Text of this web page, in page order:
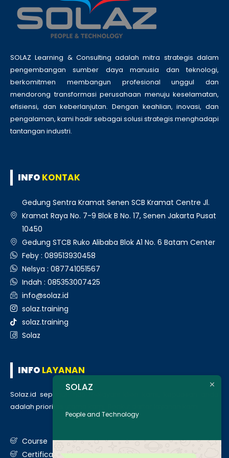
SOLAZ Learning & Consulting adalah mitra strategis dalam
pengembangan sumber daya manusia dan teknologi,
berkomitmen membangun profesional unggul dan
mendorong transformasi perusahaan menuju keselamatan,
efisiensi, dan keberlanjutan. Dengan keahlian, inovasi, dan
pengalaman, kami hadir sebagai solusi strategis menghadapi
tantangan industri.
INFO KONTAK
Gedung Sentra Kramat Senen SCB Kramat Centre Jl.
Kramat Raya No. 7-9 Blok B No. 17, Senen Jakarta Pusat
10450
Gedung STCB Ruko Alibaba Blok A1 No. 6 Batam Center
Feby : 089513930458
Nelsya : 087741051567
Indah : 085353007425
info@solaz.id
solaz.training
solaz.training
Solaz
INFO LAYANAN
Solaz.id sepenuh hati melayani klien kami, kepuasan anda
adalah prioritas utama kami. Berikut daftar layanan kami
Course
Certification
SOLAZ
People and Technology